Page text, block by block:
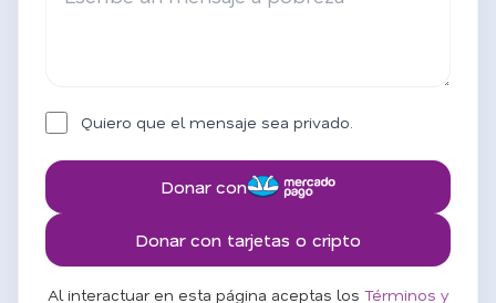
Quiero que el mensaje sea privado.
Donar con
Donar con tarjetas o cripto
Al interactuar en esta página aceptas los Términos y